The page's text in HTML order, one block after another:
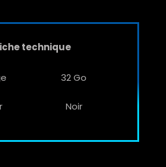
technique
32 Go
Noir